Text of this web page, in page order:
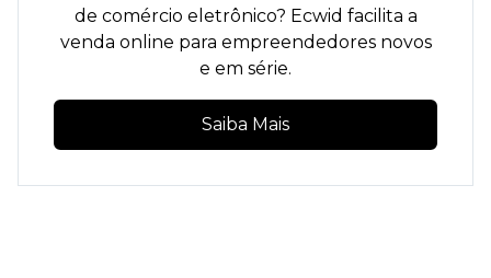
de comércio eletrônico? Ecwid facilita a
venda online para empreendedores novos
e em série.
Saiba Mais